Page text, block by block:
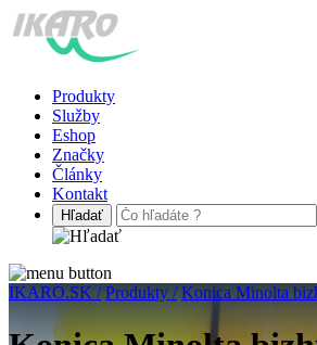
Produkty
Služby
Eshop
Značky
Články
Kontakt
IKARO.SK / Produkty / Konica Minolta